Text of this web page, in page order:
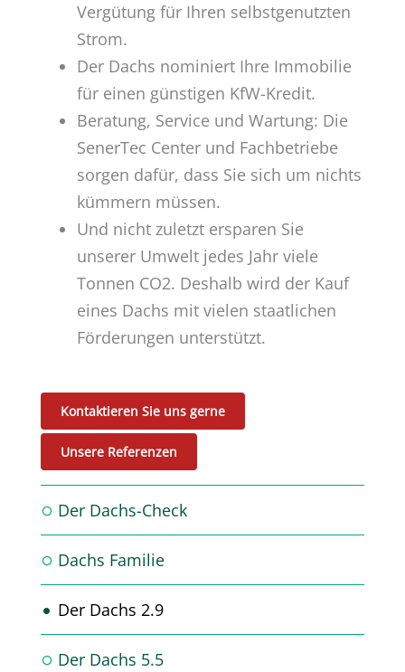
Vergütung für Ihren selbstgenutzten
Strom.
Der Dachs nominiert Ihre Immobilie
für einen günstigen KfW-Kredit.
Beratung, Service und Wartung: Die
SenerTec Center und Fachbetriebe
sorgen dafür, dass Sie sich um nichts
kümmern müssen.
Und nicht zuletzt ersparen Sie
unserer Umwelt jedes Jahr viele
Tonnen CO2. Deshalb wird der Kauf
eines Dachs mit vielen staatlichen
Förderungen unterstützt.
Kontaktieren Sie uns gerne
Unsere Referenzen
Der Dachs-Check
Dachs Familie
Der Dachs 2.9
Der Dachs 5.5